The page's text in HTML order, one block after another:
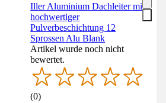
Iller Aluminium Dachleiter mit
hochwertiger
Pulverbeschichtung 12
Sprossen Alu Blank
Artikel wurde noch nicht
bewertet.
(0)